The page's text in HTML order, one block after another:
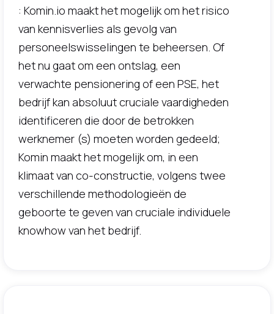
: Komin.io maakt het mogelijk om het risico
van kennisverlies als gevolg van
personeelswisselingen te beheersen. Of
het nu gaat om een ontslag, een
verwachte pensionering of een PSE, het
bedrijf kan absoluut cruciale vaardigheden
identificeren die door de betrokken
werknemer (s) moeten worden gedeeld;
Komin maakt het mogelijk om, in een
klimaat van co-constructie, volgens twee
verschillende methodologieën de
geboorte te geven van cruciale individuele
knowhow van het bedrijf.